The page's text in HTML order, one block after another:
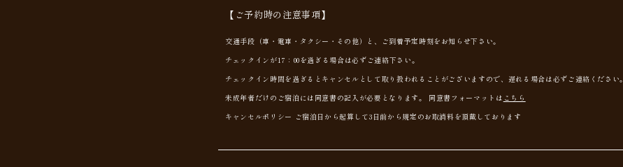
【ご予約時の注意事項】
交通手段（車・電車・タクシー・その他）と、ご到着予定時刻をお知らせ下さい。
チェックインが17：00を過ぎる場合は必ずご連絡下さい。
チェックイン時間を過ぎるとキャンセルとして取り扱われることがございますので、遅れる場合は必ずご連絡ください。
未成年者だけのご宿泊には同意書の記入が必要となります。 同意書フォーマットは こちら
キャンセルポリシー ご宿泊日から起算して3日前から規定のお取消料を頂戴しております